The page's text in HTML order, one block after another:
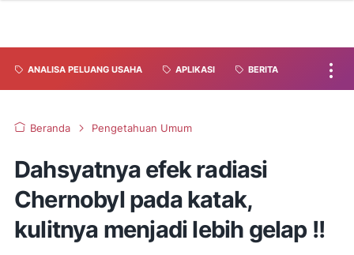
ANALISA PELUANG USAHA APLIKASI BERITA
Beranda Pengetahuan Umum
Dahsyatnya efek radiasi
Chernobyl pada katak,
kulitnya menjadi lebih gelap !!